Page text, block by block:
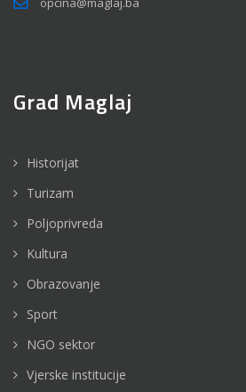
Grad Maglaj
Historijat
Turizam
Poljoprivreda
Kultura
Obrazovanje
Sport
NGO sektor
Vjerske institucije